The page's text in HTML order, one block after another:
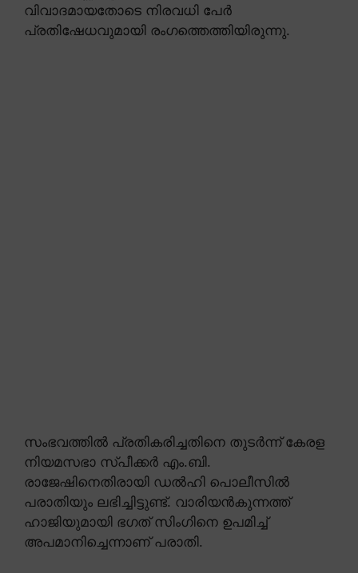
വിവാദമായതോടെ നിരവധി പേർ
പ്രതിഷേധവുമായി രംഗത്തെത്തിയിരുന്നു.
സംഭവത്തിൽ പ്രതികരിച്ചതിനെ തുടർന്ന് കേരള
നിയമസഭാ സ്പീക്കർ എം.ബി.
രാജേഷിനെതിരായി ഡൽഹി പൊലീസിൽ
പരാതിയും ലഭിച്ചിട്ടുണ്ട്. വാരിയൻകുന്നത്ത്
ഹാജിയുമായി ഭഗത് സിംഗിനെ ഉപമിച്ച്
അപമാനിച്ചെന്നാണ് പരാതി.